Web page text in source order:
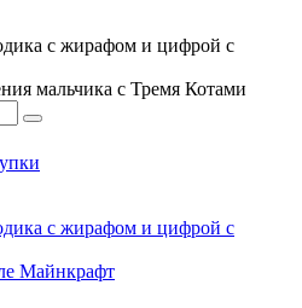
мальчика с Тремя Котами
Майнкрафт